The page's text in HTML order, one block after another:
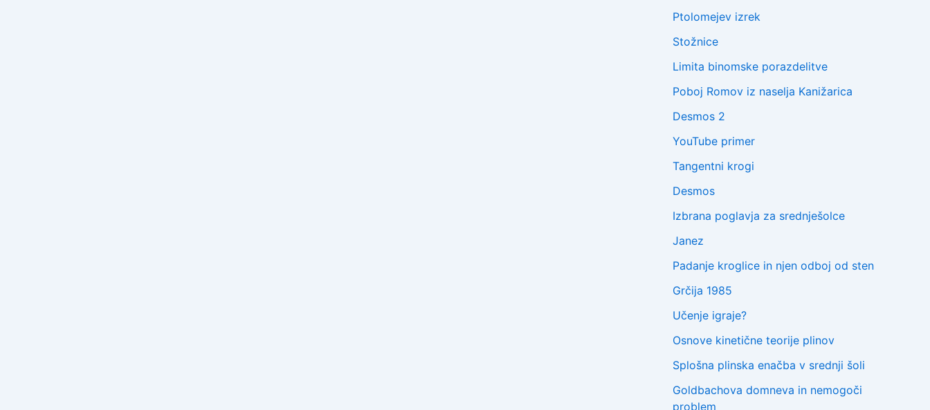
Ptolomejev izrek
Stožnice
Limita binomske porazdelitve
Poboj Romov iz naselja Kanižarica
Desmos 2
YouTube primer
Tangentni krogi
Desmos
Izbrana poglavja za srednješolce
Janez
Padanje kroglice in njen odboj od sten
Grčija 1985
Učenje igraje?
Osnove kinetične teorije plinov
Splošna plinska enačba v srednji šoli
Goldbachova domneva in nemogoči
problem